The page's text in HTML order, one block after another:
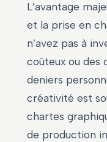
L’avantage
et la prise en
n’avez pas à
coûteux ou des
deniers
créativité est
chartes
de production